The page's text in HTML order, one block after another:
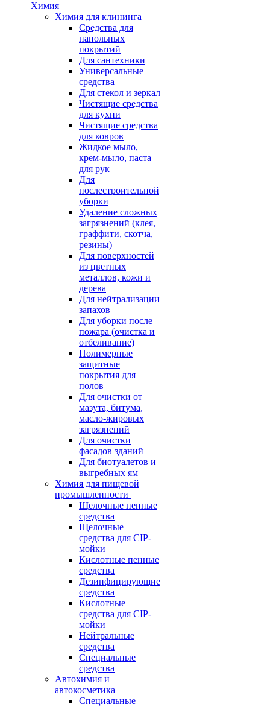
Химия
Химия для клининга
Средства для
напольных
покрытий
Для сантехники
Универсальные
средства
Для стекол и зеркал
Чистящие средства
для кухни
Чистящие средства
для ковров
Жидкое мыло,
крем-мыло, паста
для рук
Для
послестроительной
уборки
Удаление сложных
загрязнений (клея,
граффити, скотча,
резины)
Для поверхностей
из цветных
металлов, кожи и
дерева
Для нейтрализации
запахов
Для уборки после
пожара (очистка и
отбеливание)
Полимерные
защитные
покрытия для
полов
Для очистки от
мазута, битума,
масло-жировых
загрязнений
Для очистки
фасадов зданий
Для биотуалетов и
выгребных ям
Химия для пищевой
промышленности
Щелочные пенные
средства
Щелочные
средства для CIP-
мойки
Кислотные пенные
средства
Дезинфицирующие
средства
Кислотные
средства для CIP-
мойки
Нейтральные
средства
Специальные
средства
Автохимия и
автокосметика
Специальные